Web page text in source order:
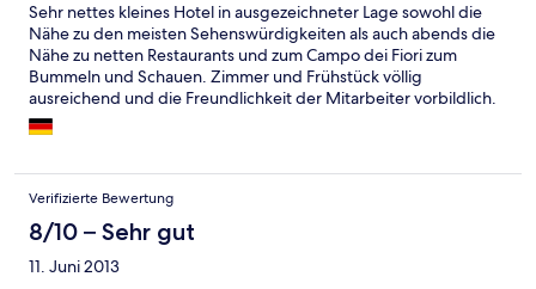
Sehr nettes kleines Hotel in ausgezeichneter Lage sowohl die
Nähe zu den meisten Sehenswürdigkeiten als auch abends die
Nähe zu netten Restaurants und zum Campo dei Fiori zum
Bummeln und Schauen. Zimmer und Frühstück völlig
ausreichend und die Freundlichkeit der Mitarbeiter vorbildlich.
Unseren nächsten Aufenthalt in Rom werden wir wieder in
diesem Hotel verbringen.
Verifizierte Bewertung
8/10 – Sehr gut
11. Juni 2013